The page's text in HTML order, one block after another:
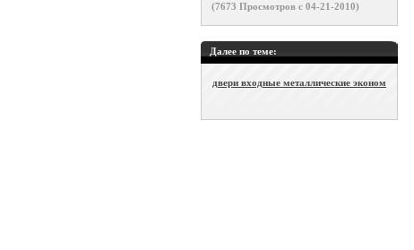
(7673 Просмотров с 04-21-2010)
Далее по теме:
двери входные металлические эконом